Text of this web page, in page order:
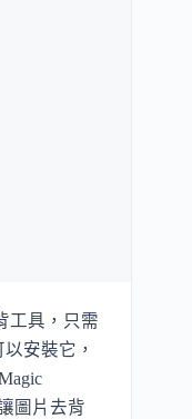
工具，只需
安裝它，
圖片去背